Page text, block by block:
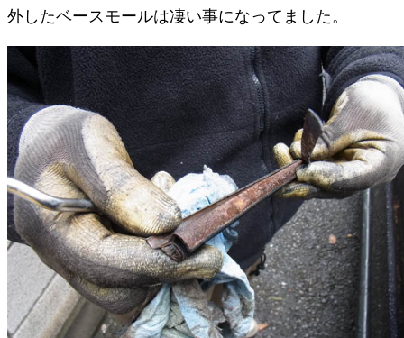
外したベースモールは凄い事になってました。